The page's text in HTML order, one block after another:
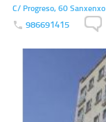
C/ Progreso, 60Sanxenxo
986691415